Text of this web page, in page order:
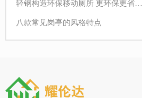
轻钢构造环保移动厕所 更环保更省…
八款常见岗亭的风格特点